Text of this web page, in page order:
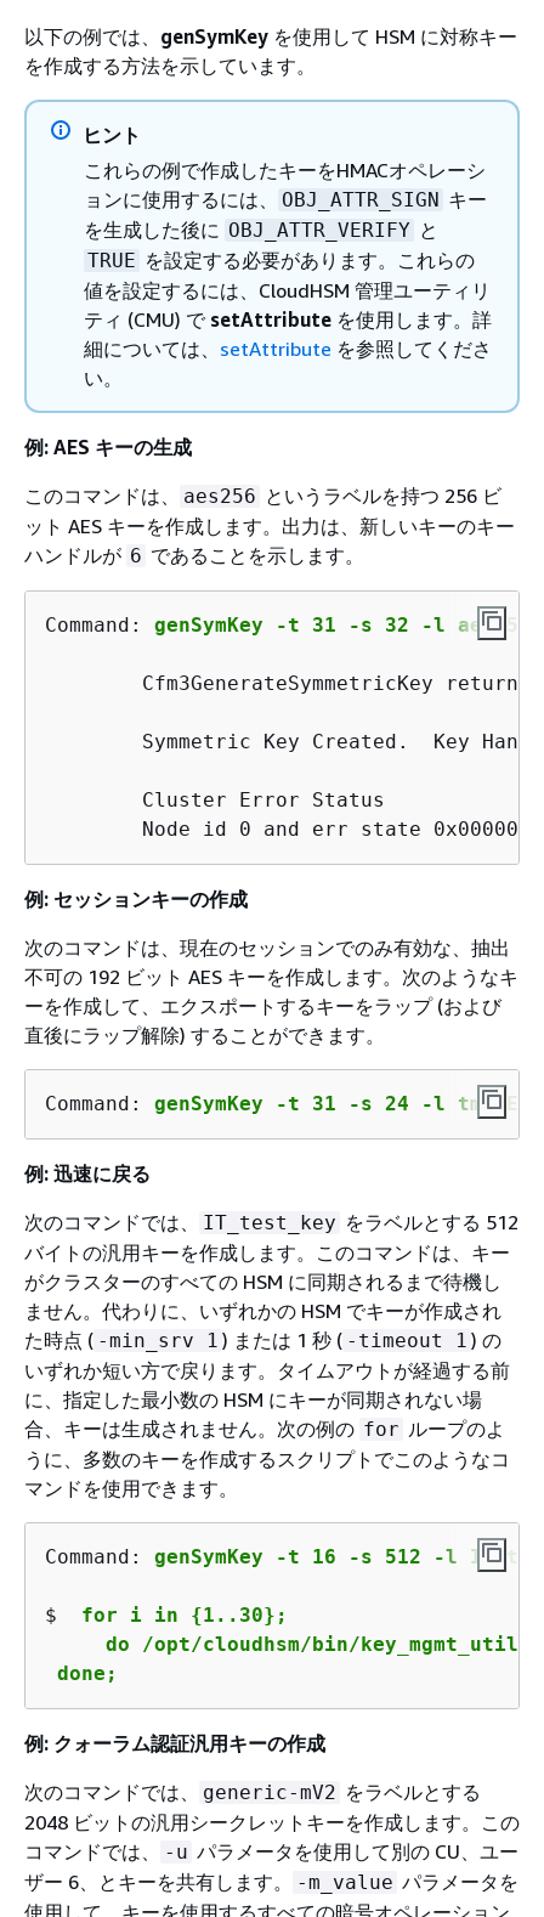
以下の例では、 genSymKey を使用して HSM に対称キー
を作成する方法を示しています。
ヒント
これらの例で作成したキーをHMACオペレーシ
ョンに使用するには、
OBJ_ATTR_SIGN キー
を生成した後に OBJ_ATTR_VERIFY と
TRUE を設定する必要があります。これらの
値を設定するには、CloudHSM 管理ユーティリ
ティ (CMU) で setAttribute を使用します。詳
細については、 setAttribute を参照してくださ
い。
例: AES キーの生成
このコマンドは、
aes256 というラベルを持つ 256 ビ
ット AES キーを作成します。出力は、新しいキーのキー
ハンドルが 6 であることを示します。
Command: genSymKey -t 31 -s 32 -l aes256
Cfm3GenerateSymmetricKey
Symmetric Key Created.  Key
        Cluster Error Status
Node id 0 and err state
例: セッションキーの作成
次のコマンドは、現在のセッションでのみ有効な、抽出
不可の 192 ビット AES キーを作成します。次のようなキ
ーを作成して、エクスポートするキーをラップ (および
直後にラップ解除) することができます。
Command: genSymKey -t 31 -s 24 -l
例: 迅速に戻る
次のコマンドでは、
IT_test_key をラベルとする 512
バイトの汎用キーを作成します。このコマンドは、キー
がクラスターのすべての HSM に同期されるまで待機し
ません。代わりに、いずれかの HSM でキーが作成され
た時点 ( -min_srv 1 ) または 1 秒 ( -timeout 1 ) の
いずれか短い方で戻ります。タイムアウトが経過する前
に、指定した最小数の HSM にキーが同期されない場
合、キーは生成されません。次の例の for ループのよ
うに、多数のキーを作成するスクリプトでこのようなコ
マンドを使用できます。
Command: genSymKey -t 16 -s 512 -l
$ for i in {1..30};
do /opt/cloudhsm/bin/key_mgmt_util
done;
例: クォーラム認証汎用キーの作成
次のコマンドでは、
generic-mV2 をラベルとする
2048 ビットの汎用シークレットキーを作成します。この
コマンドでは、
-u パラメータを使用して別の CU、ユー
ザー 6、とキーを共有します。
-m_value パラメータを
使用して、キーを使用するすべての暗号オペレーション